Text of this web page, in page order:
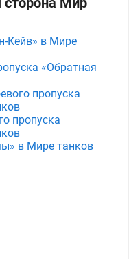
Кейв» в Мире
«Обратная
пропуска
пропуска
в Мире танков